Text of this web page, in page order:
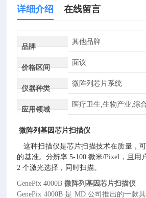
详细介绍 在线留言
品牌
其他品牌
价格区间
面议
仪器种类
微阵列芯片系统
应用领域
医疗卫生,生物产业,综
微阵列基因芯片扫描仪
这种扫描仪是芯片扫描技术在质量，
的基准。分辨率 5-100 微米/Pixel ，且用
2个激光选择，同时扫描。
GenePix 4000B微阵列基因芯片扫描仪
GenePix 4000B 是 MD 公司推出的一款